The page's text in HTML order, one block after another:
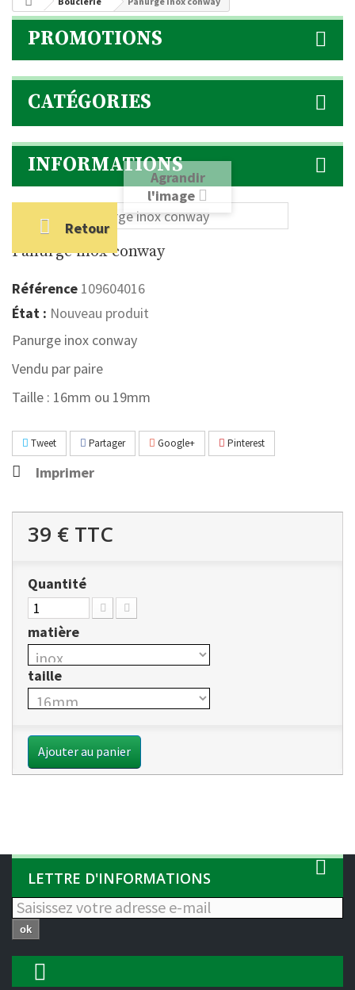
PROMOTIONS
CATÉGORIES
INFORMATIONS
Retour
Agrandir
l'image
Panurge inox conway
Référence 109604016
État : Nouveau produit
Panurge inox conway
Vendu par paire
Taille : 16mm ou 19mm
Tweet Partager Google+ Pinterest
Imprimer
39 € TTC
Quantité
matière
taille
Ajouter au panier
LETTRE D'INFORMATIONS
ok